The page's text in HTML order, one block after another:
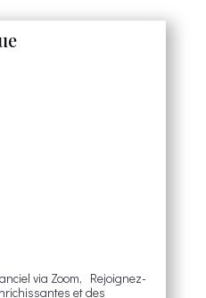
via Zoom, Rejoignez-
et des